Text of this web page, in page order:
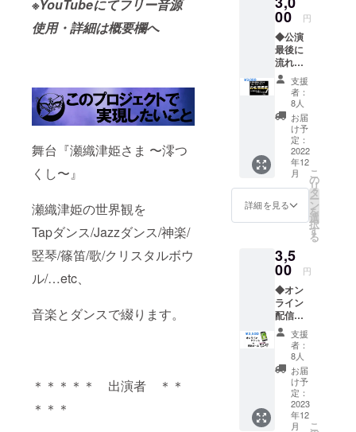
※YouTubeにてフリー音源
使用・詳細は概要欄へ
舞台『瀬織津姫さま 〜澪つ
くし〜』
瀬織津姫の世界観を
Tapダンス/Jazzダンス/神楽/
竪琴/篠笛/歌/クリスタルボウ
ル/…etc、
音楽とダンスで綴ります。
＊＊＊＊＊ 出演者 ＊＊
＊＊＊
2017年 仮面
徹甲檀の旗
揚げ公演を
成功させ
る。
大阪芸術大
関西タップ
フェスティ
バル 代表 な
00 円
◆公演
最後に
流れる
エンド
ロール
へ「お
名前掲
載」
（ご希
望のお
名前で
ご参加
いただ
けま
す） ※
当日、
のスク
リーン
にて掲
載 ★掲
載希望
名を
「備考
欄」に
必ず記
載して
くださ
い。文
字のみ
の掲載
支援
者：
8人
お届
け予
定：
2022
年12
月
詳細を見る
こ
の
リ
タ
ー
ン
を
選
択
す
る
3,5
00 円
◆オン
ライン
配信用
チケッ
ト
（12/11
のみ有
効） ※
オンラ
イン配
信は、
支援
者：
8人
お届
け予
定：
2023
年12
月
こ